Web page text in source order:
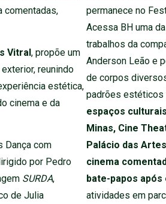
comentadas,
Vitral, propõe um
reunindo
estética,
cinema e da
Dança com
por Pedro
SURDA,
de Julia
permanece no
Acessa BH uma
trabalhos da
Anderson Leão e
de corpos
padrões estéticos
espaços culturais
Minas, Cine
Palácio das Artes
cinema
bate-papos
atividades em